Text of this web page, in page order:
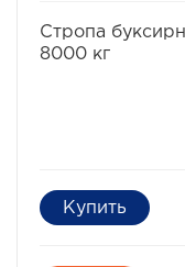
Стропа
8000 кг